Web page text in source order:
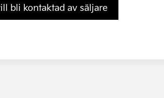
bli kontaktad av säljare